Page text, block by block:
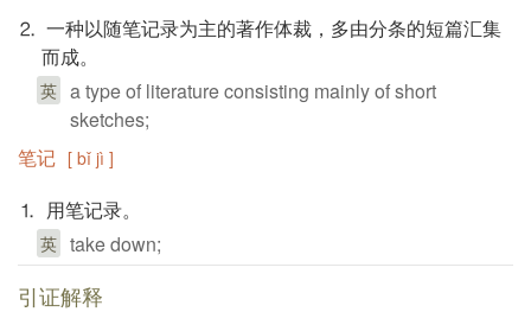
⒉ 一种以随笔记录为主的著作体裁，多由分条的短篇汇集
而成。
英 a type of literature consisting mainly of short
sketches;
笔记 [ bǐ jì ]
⒈ 用笔记录。
英 take down;
引证解释